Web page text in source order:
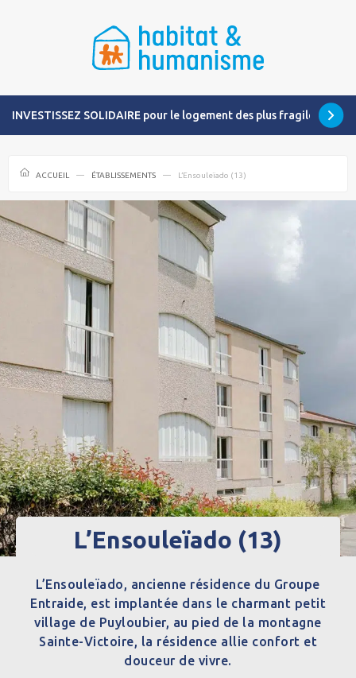
INVESTISSEZ SOLIDAIRE pour le logement des plus fragiles
ACCUEIL ÉTABLISSEMENTS L’Ensouleïado (13)
L’Ensouleïado (13)
L’Ensouleïado, ancienne résidence du Groupe
Entraide, est implantée dans le charmant petit
village de Puyloubier, au pied de la montagne
Sainte-Victoire, la résidence allie confort et
douceur de vivre.